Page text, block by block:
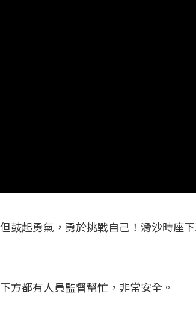
鼓起勇氣，勇於挑戰自己！滑沙時座
方都有人員監督幫忙，非常安全。